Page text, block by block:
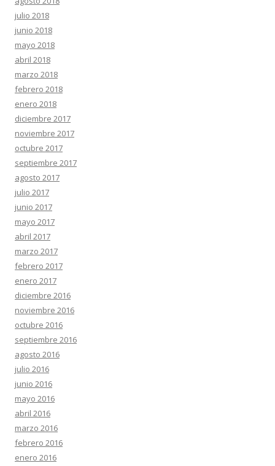
julio 2018
junio 2018
mayo 2018
abril 2018
marzo 2018
febrero 2018
enero 2018
diciembre 2017
noviembre 2017
octubre 2017
septiembre 2017
agosto 2017
julio 2017
junio 2017
mayo 2017
abril 2017
marzo 2017
febrero 2017
enero 2017
diciembre 2016
noviembre 2016
octubre 2016
septiembre 2016
agosto 2016
julio 2016
junio 2016
mayo 2016
abril 2016
marzo 2016
febrero 2016
enero 2016